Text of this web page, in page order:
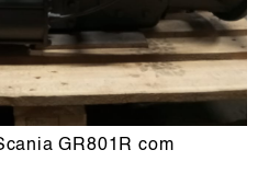
GR801R com